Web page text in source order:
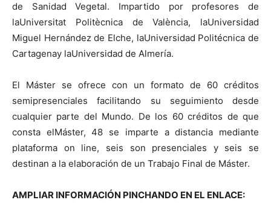
de Sanidad Vegetal. Impartido por profesores de
laUniversitat Politècnica de València, laUniversidad
Miguel Hernández de Elche, laUniversidad Politécnica de
Cartagenay laUniversidad de Almería.
El Máster se ofrece con un formato de 60 créditos
semipresenciales facilitando su seguimiento desde
cualquier parte del Mundo. De los 60 créditos de que
consta elMáster, 48 se imparte a distancia mediante
plataforma on line, seis son presenciales y seis se
destinan a la elaboración de un Trabajo Final de Máster.
AMPLIAR INFORMACIÓN PINCHANDO EN EL ENLACE: